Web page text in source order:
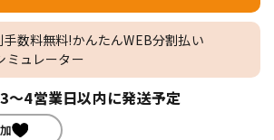
数料無料!かんたんWEB分割払い
ミュレーター
～4営業日以内に発送予定